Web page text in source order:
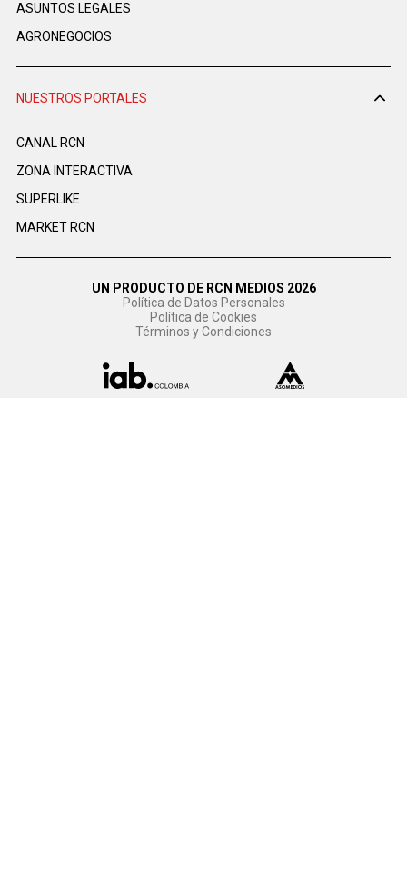
ASUNTOS LEGALES
AGRONEGOCIOS
NUESTROS PORTALES
CANAL RCN
ZONA INTERACTIVA
SUPERLIKE
MARKET RCN
UN PRODUCTO DE RCN MEDIOS 2026
Política de Datos Personales
Política de Cookies
Términos y Condiciones